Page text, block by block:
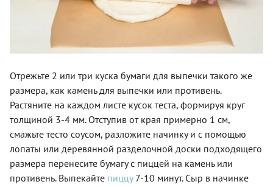
Отрежьте 2 или три куска бумаги для выпечки такого же
размера, как камень для выпечки или противень.
Растяните на каждом листе кусок теста, формируя круг
толщиной 3-4 мм. Отступив от края примерно 1 см,
смажьте тесто соусом, разложите начинку и с помощью
лопаты или деревянной разделочной доски подходящего
размера перенесите бумагу с пиццей на камень или
противень. Выпекайте пиццу 7-10 минут. Сыр в начинке